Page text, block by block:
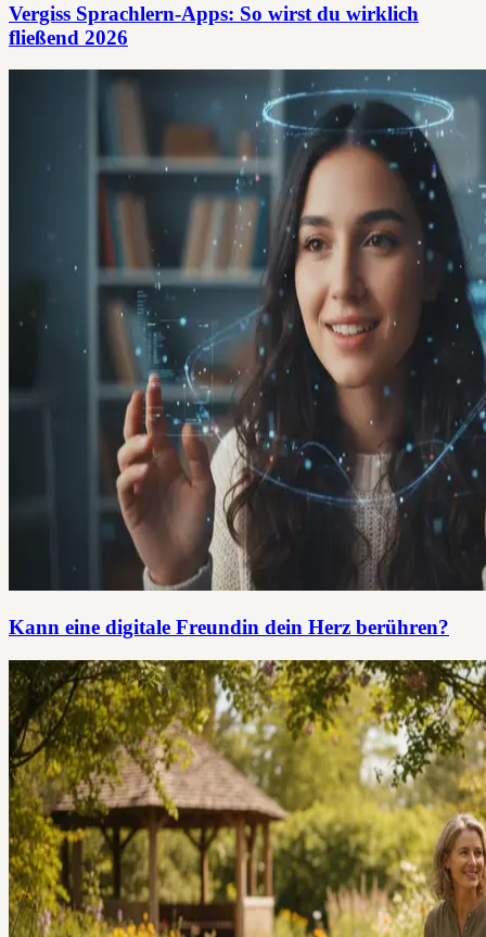
Vergiss Sprachlern-Apps: So wirst du wirklich
fließend 2026
Kann eine digitale Freundin dein Herz berühren?